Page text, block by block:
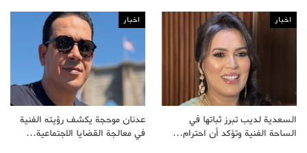
اخبار
السعدية لديب تبرز ثباتها في
الساحة الفنية وتؤكد أن احترام…
اخبار
عدنان موحجة يكشف رؤيته الفنية
في معالجة القضايا الاجتماعية…